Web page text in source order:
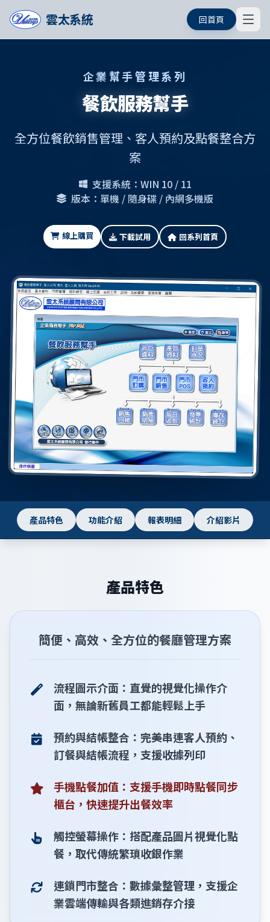
雲太系統 回首頁
企業幫手管理系列
餐飲服務幫手
全方位餐飲銷售管理、客人預約及點餐整合方
案
支援系統：WIN 10 / 11
版本：單機 / 隨身碟 / 內網多機版
線上購買 下載試用 回系列首頁
產品特色 功能介紹 報表明細 介紹影片
產品特色
簡便、高效、全方位的餐廳管理方案
流程圖示介面：直覺的視覺化操作介
面，無論新舊員工都能輕鬆上手
預約與結帳整合：完美串連客人預約、
訂餐與結帳流程，支援收據列印
手機點餐加值：支援手機即時點餐同步
櫃台，快速提升出餐效率
觸控螢幕操作：搭配產品圖片視覺化點
餐，取代傳統繁瑣收銀作業
連鎖門市整合：數據彙整管理，支援企
業雲端傳輸與各類進銷存介接